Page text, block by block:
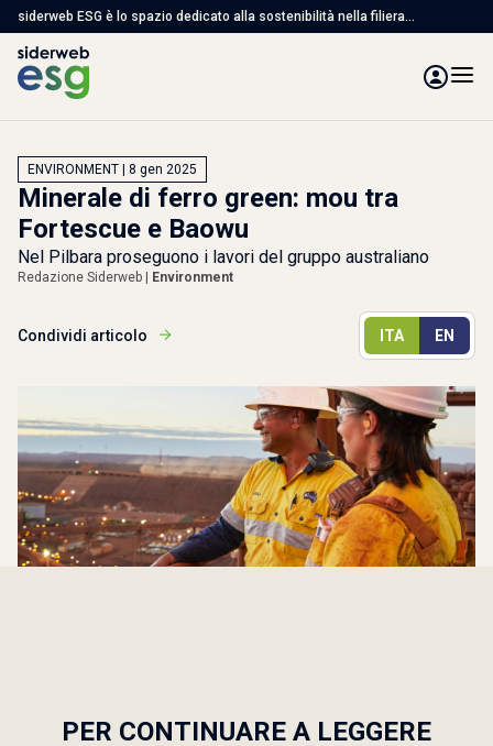
siderweb ESG è lo spazio dedicato alla sostenibilità nella filiera
dell'acciaio, con articoli, studi e servizi per affrontare le sfide ambientali,
sociali e di governance
ENVIRONMENT | 8 gen 2025
Minerale di ferro green: mou tra
Fortescue e Baowu
Nel Pilbara proseguono i lavori del gruppo australiano
Redazione Siderweb | Environment
Condividi articolo ITA EN
PER CONTINUARE A LEGGERE